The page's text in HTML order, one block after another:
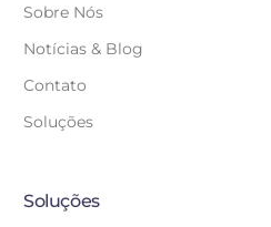
Sobre Nós
Notícias & Blog
Contato
Soluções
Soluções